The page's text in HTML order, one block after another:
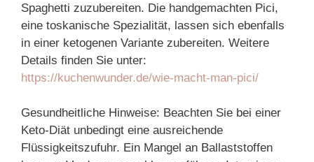
Spaghetti zuzubereiten. Die handgemachten Pici,
eine toskanische Spezialität, lassen sich ebenfalls
in einer ketogenen Variante zubereiten. Weitere
Details finden Sie unter:
https://kuchenwunder.de/wie-macht-man-pici/
Gesundheitliche Hinweise: Beachten Sie bei einer
Keto-Diät unbedingt eine ausreichende
Flüssigkeitszufuhr. Ein Mangel an Ballaststoffen